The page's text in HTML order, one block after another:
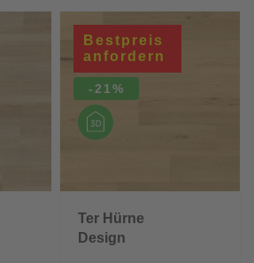
Bestpreis
anfordern
-21%
Ter Hürne
Design